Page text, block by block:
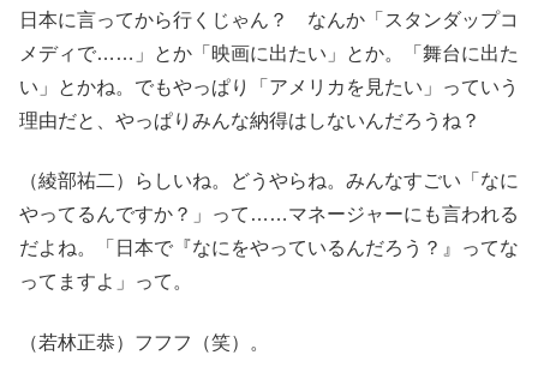
日本に言ってから行くじゃん？ なんか「スタンダップコ
メディで……」とか「映画に出たい」とか。「舞台に出た
い」とかね。でもやっぱり「アメリカを見たい」っていう
理由だと、やっぱりみんな納得はしないんだろうね？
（綾部祐二）らしいね。どうやらね。みんなすごい「なに
やってるんですか？」って……マネージャーにも言われる
だよね。「日本で『なにをやっているんだろう？』ってな
ってますよ」って。
（若林正恭）フフフ（笑）。